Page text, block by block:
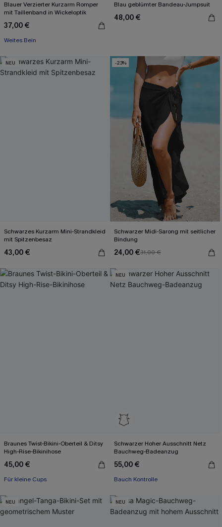
Blauer Verzierter Kurzarm Romper
mit Taillenband in Wickeloptik
37,00 €
Weites Bein
Blau geblümter Bandeau-Jumpsuit
48,00 €
NEU
Schwarzes Kurzarm Mini-Strandkleid
mit Spitzenbesaz
43,00 €
-23%
Schwarzer Midi-Sarong mit seitlicher
Bindung
24,00 €31,00 €
Braunes Twist-Bikini-Oberteil & Ditsy
High-Rise-Bikinihose
45,00 €
Für kleine Cups
NEU
Schwarzer Hoher Ausschnitt Netz
Bauchweg-Badeanzug
55,00 €
Bauch Kontrolle
NEU NEU